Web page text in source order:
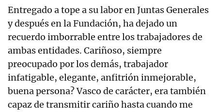
Entregado a tope a su labor en Juntas Generales
y después en la Fundación, ha dejado un
recuerdo imborrable entre los trabajadores de
ambas entidades. Cariñoso, siempre
preocupado por los demás, trabajador
infatigable, elegante, anfitrión inmejorable,
buena persona? Vasco de carácter, era también
capaz de transmitir cariño hasta cuando me